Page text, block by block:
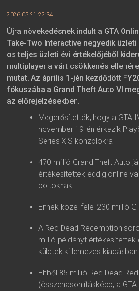
2026.05.21 22:34
Újra növekedésnek indult a GTA
Take-Two Interactive negyedik üzleti
os teljes üzleti évi értékelőjéből
multiplayer a várt csökkenés
mutat. Az április 1-jén kezdődött
fókuszába a Grand Theft Auto VI
az előrejelzésekben.
Megerősítették, hogy a GTA
november 19-én érkezik
Series X|S konzolokra
470 millió Grand Theft Auto
értékesítettek eddig online
boltoknak
Ennek közel fele, 230 millió
A Red Dead Redemption
millió példányt értékesítettek
küldtek ki lemezes
Ebből 85 millió Red Dead
(összehasonlításképp, a